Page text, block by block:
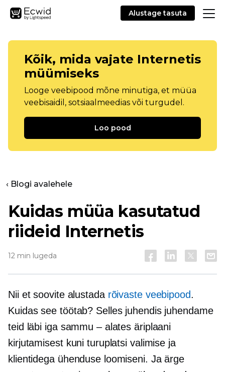
Alustage tasuta
Kõik, mida vajate Internetis
müümiseks
Looge veebipood mõne minutiga, et müüa
veebisaidil, sotsiaalmeedias või turgudel.
Loo pood
‹ Blogi avalehele
Kuidas müüa kasutatud
riideid Internetis
12 min lugeda
Nii et soovite alustada rõivaste veebipood.
Kuidas see töötab? Selles juhendis juhendame
teid läbi iga sammu – alates äriplaani
kirjutamisest kuni turuplatsi valimise ja
klientidega ühenduse loomiseni. Ja ärge